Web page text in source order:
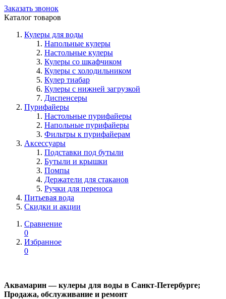
Заказать звонок
Каталог товаров
Кулеры для воды
Напольные кулеры
Настольные кулеры
Кулеры со шкафчиком
Кулеры с холодильником
Кулер тиабар
Кулеры с нижней загрузкой
Диспенсеры
Пурифайеры
Настольные пурифайеры
Напольные пурифайеры
Фильтры к пурифайерам
Аксессуары
Подставки под бутыли
Бутыли и крышки
Помпы
Держатели для стаканов
Ручки для переноса
Питьевая вода
Скидки и акции
Сравнение
0
Избранное
0
Аквамарин — кулеры для воды в Санкт-Петербурге;
Продажа, обслуживание и ремонт